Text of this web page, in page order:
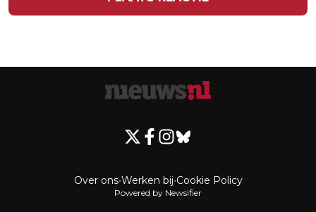
Over ons•Werken bij•Cookie Policy
Powered by Newsifier